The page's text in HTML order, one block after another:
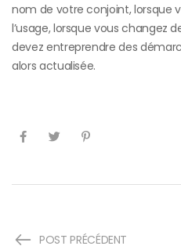
nom de votre conjoint, lorsque
l’usage, lorsque vous changez
devez entreprendre des
alors actualisée.
POST PRÉCÉDENT